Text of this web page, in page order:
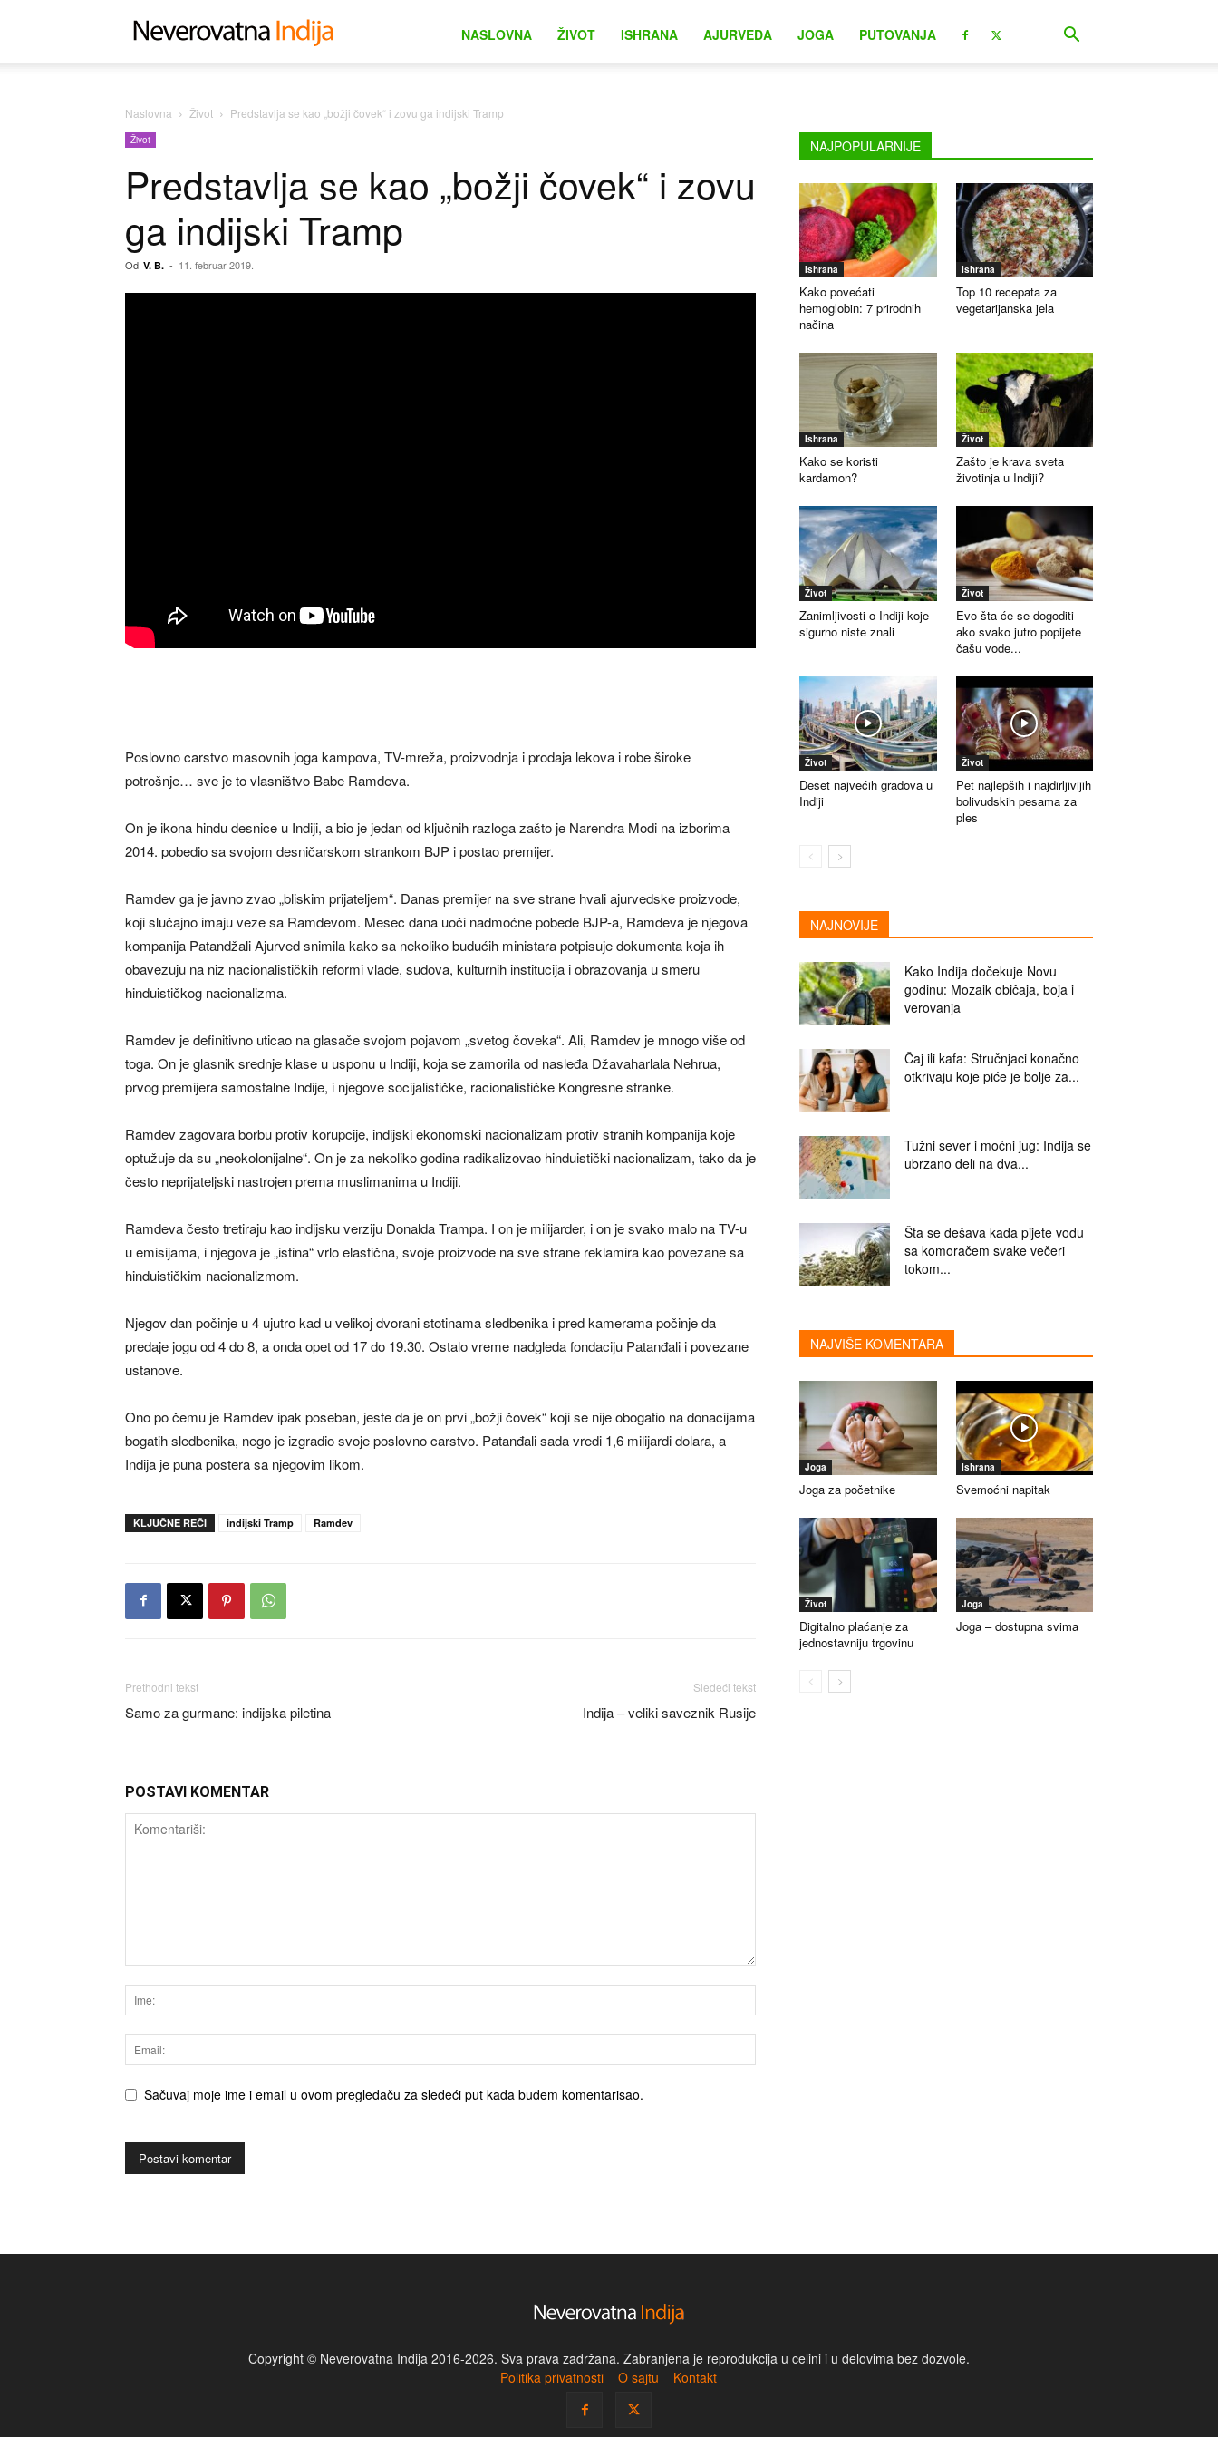
NASLOVNA ŽIVOT ISHRANA AJURVEDA JOGA PUTOVANJA
Naslovna Život Predstavlja se kao „božji čovek“ i zovu ga indijski Tramp
Život
Predstavlja se kao „božji čovek“ i zovu
ga indijski Tramp
Od V. B. - 11. februar 2019.
Poslovno carstvo masovnih joga kampova, TV-mreža, proizvodnja i prodaja lekova i robe široke
potrošnje… sve je to vlasništvo Babe Ramdeva.
On je ikona hindu desnice u Indiji, a bio je jedan od ključnih razloga zašto je Narendra Modi na izborima
2014. pobedio sa svojom desničarskom strankom BJP i postao premijer.
Ramdev ga je javno zvao „bliskim prijateljem“. Danas premijer na sve strane hvali ajurvedske proizvode,
koji slučajno imaju veze sa Ramdevom. Mesec dana uoči nadmoćne pobede BJP-a, Ramdeva je njegova
kompanija Patandžali Ajurved snimila kako sa nekoliko budućih ministara potpisuje dokumenta koja ih
obavezuju na niz nacionalističkih reformi vlade, sudova, kulturnih institucija i obrazovanja u smeru
hinduističkog nacionalizma.
Ramdev je definitivno uticao na glasače svojom pojavom „svetog čoveka“. Ali, Ramdev je mnogo više od
toga. On je glasnik srednje klase u usponu u Indiji, koja se zamorila od nasleđa Džavaharlala Nehrua,
prvog premijera samostalne Indije, i njegove socijalističke, racionalističke Kongresne stranke.
Ramdev zagovara borbu protiv korupcije, indijski ekonomski nacionalizam protiv stranih kompanija koje
optužuje da su „neokolonijalne“. On je za nekoliko godina radikalizovao hinduistički nacionalizam, tako da je
često neprijateljski nastrojen prema muslimanima u Indiji.
Ramdeva često tretiraju kao indijsku verziju Donalda Trampa. I on je milijarder, i on je svako malo na TV-u
u emisijama, i njegova je „istina“ vrlo elastična, svoje proizvode na sve strane reklamira kao povezane sa
hinduističkim nacionalizmom.
Njegov dan počinje u 4 ujutro kad u velikoj dvorani stotinama sledbenika i pred kamerama počinje da
predaje jogu od 4 do 8, a onda opet od 17 do 19.30. Ostalo vreme nadgleda fondaciju Patanđali i povezane
ustanove.
Ono po čemu je Ramdev ipak poseban, jeste da je on prvi „božji čovek“ koji se nije obogatio na donacijama
bogatih sledbenika, nego je izgradio svoje poslovno carstvo. Patanđali sada vredi 1,6 milijardi dolara, a
Indija je puna postera sa njegovim likom.
KLJUČNE REČI indijski Tramp Ramdev
Prethodni tekst
Samo za gurmane: indijska piletina
Sledeći tekst
Indija – veliki saveznik Rusije
POSTAVI KOMENTAR
Sačuvaj moje ime i email u ovom pregledaču za sledeći put kada budem komentarisao.
NAJPOPULARNIJE
Ishrana
Kako povećati
hemoglobin: 7 prirodnih
načina
Ishrana
Top 10 recepata za
vegetarijanska jela
Ishrana
Kako se koristi
kardamon?
Život
Zašto je krava sveta
životinja u Indiji?
Život
Zanimljivosti o Indiji koje
sigurno niste znali
Život
Evo šta će se dogoditi
ako svako jutro popijete
čašu vode...
Život
Deset najvećih gradova u
Indiji
Život
Pet najlepših i najdirljivijih
bolivudskih pesama za
ples
NAJNOVIJE
Kako Indija dočekuje Novu
godinu: Mozaik običaja, boja i
verovanja
Čaj ili kafa: Stručnjaci konačno
otkrivaju koje piće je bolje za...
Tužni sever i moćni jug: Indija se
ubrzano deli na dva...
Šta se dešava kada pijete vodu
sa komoračem svake večeri
tokom...
NAJVIŠE KOMENTARA
Joga
Joga za početnike
Ishrana
Svemoćni napitak
Život
Digitalno plaćanje za
jednostavniju trgovinu
Joga
Joga – dostupna svima
Copyright © Neverovatna Indija 2016-2026. Sva prava zadržana. Zabranjena je reprodukcija u celini i u delovima bez dozvole.
Politika privatnosti
O sajtu Kontakt